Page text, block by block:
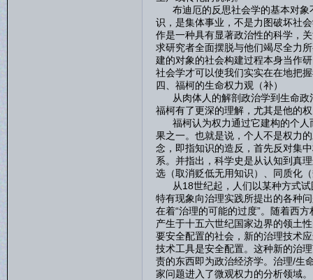
布迪厄的反思社会学的基本对象
识，是集体事业，不是力图破坏社
作是一种具有显著政治性的科学，
求研究者全面摆脱与他们竭尽全力
建的对象的社会构建过程本身当作
社会学才可以使我们实实在在地把
四、福柯的生命权力观（补）
从肉体人的解剖政治学到生命政
福柯有了更深的理解，尤其是他的
福柯认为权力通过它建构的个人
果之一。也就是说，个人不是权力
念，即指知识的造反，首先反对集
系。并指出，科学史是从认知到真
选（取消贬低无用知识）、同质化
从18世纪起，人们以某种方式试
特有现象向治理实践所提出的各种
在着“治理的可能的过度”。随着西
产生于十五六世纪国家边界的领土
要安全配置的社会，新的治理技术
技术工具是安全配置。这种新的治
责的东西即为政治经济学。治理/生
家问题进入了微观权力的分析领域。